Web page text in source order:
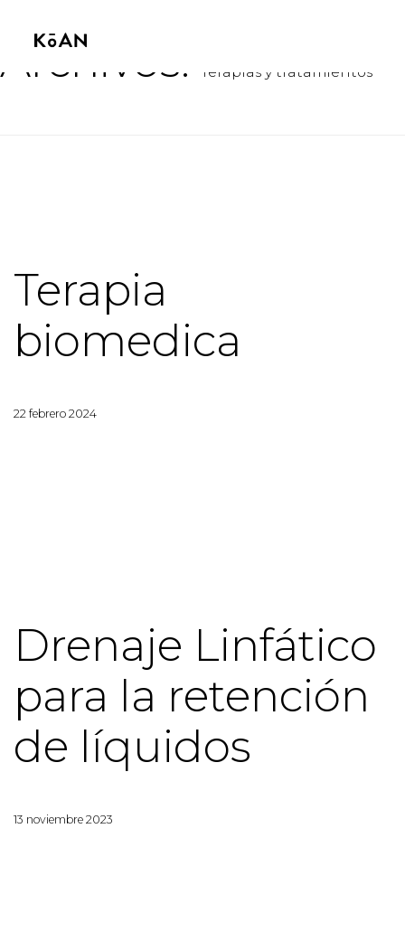
Archivos: Terapias y tratamientos
Terapia
biomedica
22 febrero 2024
Drenaje Linfático
para la retención
de líquidos
13 noviembre 2023